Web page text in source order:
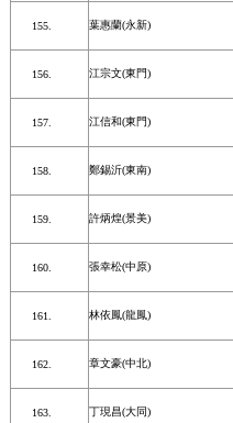
葉惠蘭(永新)
江宗文(東門)
江信和(東門)
鄭錫沂(東南)
許炳煌(景美)
張幸松(中原)
林依鳳(龍鳳)
章文豪(中北)
丁現昌(大同)